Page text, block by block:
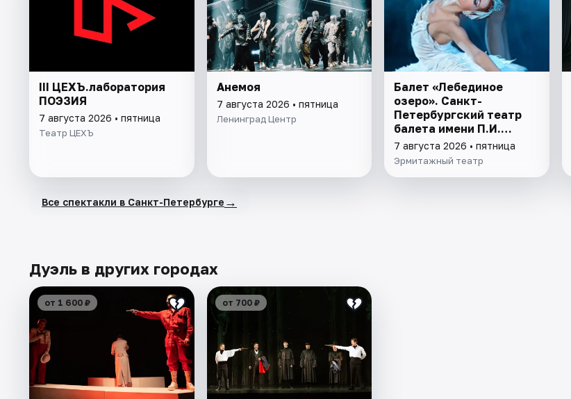
III ЦЕХЪ.лаборатория
ПОЭЗИЯ
7 августа 2026 • пятница
Театр ЦЕХЪ
Анемоя
7 августа 2026 • пятница
Ленинград Центр
Балет «Лебединое
озеро». Санкт-
Петербургский театр
балета имени П.И.
Чайковского
7 августа 2026 • пятница
Эрмитажный театр
Все спектакли в Санкт-Петербурге →
Дуэль в других городах
от 1 600 ₽ от 700 ₽